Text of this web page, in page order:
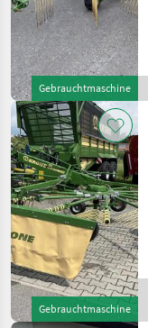
Gebrauchtmaschine
Gebrauchtmaschine